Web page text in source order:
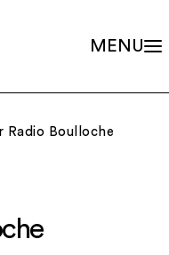
MENU
Radio Boulloche